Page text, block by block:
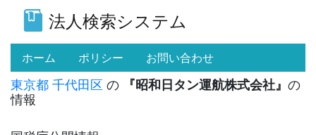
法人検索システム
ホーム (current)
ポリシー お問い合わせ
東京都 千代田区 の 『昭和日タン運航株式会社』 の
情報